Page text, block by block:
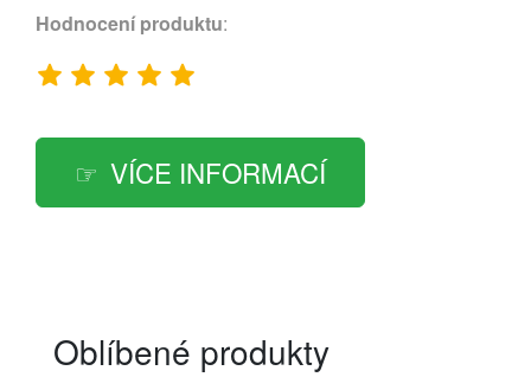
Hodnocení produktu:
VÍCE INFORMACÍ
Oblíbené produkty